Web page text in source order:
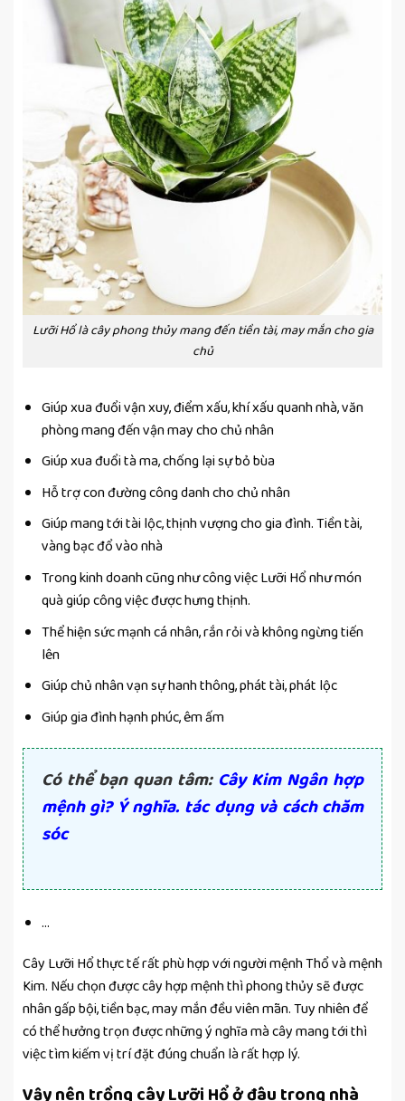
Lưỡi Hổ là cây phong thủy mang đến tiền tài, may mắn cho gia
chủ
Giúp xua đuổi vận xuy, điểm xấu, khí xấu quanh nhà, văn
phòng mang đến vận may cho chủ nhân
Giúp xua đuổi tà ma, chống lại sự bỏ bùa
Hỗ trợ con đường công danh cho chủ nhân
Giúp mang tới tài lộc, thịnh vượng cho gia đình. Tiền tài,
vàng bạc đổ vào nhà
Trong kinh doanh cũng như công việc Lưỡi Hổ như món
quà giúp công việc được hưng thịnh.
Thể hiện sức mạnh cá nhân, rắn rỏi và không ngừng tiến
lên
Giúp chủ nhân vạn sự hanh thông, phát tài, phát lộc
Giúp gia đình hạnh phúc, êm ấm
Có thể bạn quan tâm: Cây Kim Ngân hợp
mệnh gì? Ý nghĩa. tác dụng và cách chăm
sóc
…
Cây Lưỡi Hổ thực tế rất phù hợp với người mệnh Thổ và mệnh
Kim. Nếu chọn được cây hợp mệnh thì phong thủy sẽ được
nhân gấp bội, tiền bạc, may mắn đều viên mãn. Tuy nhiên để
có thể hưởng trọn được những ý nghĩa mà cây mang tới thì
việc tìm kiếm vị trí đặt đúng chuẩn là rất hợp lý.
Vậy nên trồng cây Lưỡi Hổ ở đâu trong nhà